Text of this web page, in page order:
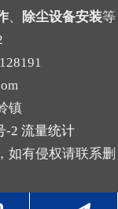
尘、细颗粒
幅加快，很
例里，靠近
的两三倍，
带来的积灰
域的滤袋长
时间内集中
规操作很难
成顽固的粉
、 除尘设备安装等
镇
-2 流量统计
如有侵权请联系删